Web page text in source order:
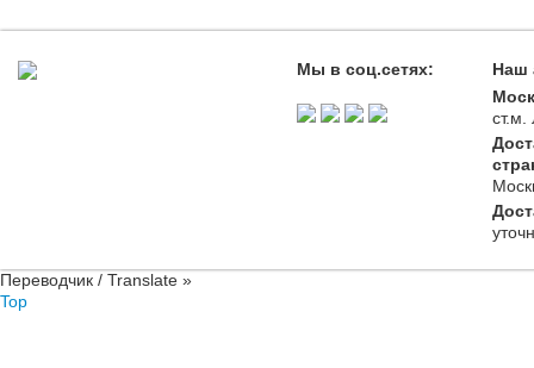
Мы в соц.сетях:
Наш
ст.м.
Переводчик / Translate »
Top